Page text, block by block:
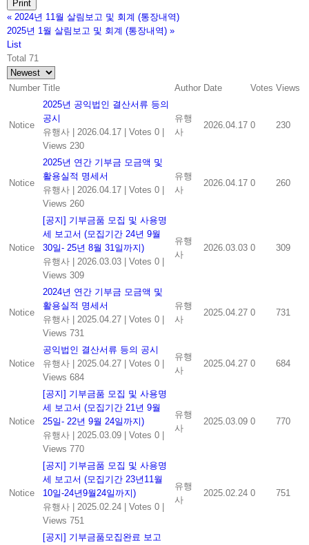
Print
« 2024년 11월 살림보고 및 회계 (통장내역)
2025년 1월 살림보고 및 회계 (통장내역) »
List
Total 71
Number Title Author Date Votes Views
Notice
2025년 공익법인 결산서류 등의
공시
유행사
2026.04.17 Votes 0
Views 230
유행
사
2026.04.17 0 230
Notice
2025년 연간 기부금 모금액 및
활용실적 명세서
유행사
2026.04.17 Votes 0
Views 260
유행
사
2026.04.17 0 260
Notice
[공지] 기부금품 모집 및 사용명
세 보고서 (모집기간 24년 9월
30일- 25년 8월 31일까지)
유행사
2026.03.03 Votes 0
Views 309
유행
사
2026.03.03 0 309
Notice
2024년 연간 기부금 모금액 및
활용실적 명세서
유행사
2025.04.27 Votes 0
Views 731
유행
사
2025.04.27 0 731
Notice
공익법인 결산서류 등의 공시
유행사
2025.04.27 Votes 0
Views 684
유행
사
2025.04.27 0 684
Notice
[공지] 기부금품 모집 및 사용명
세 보고서 (모집기간 21년 9월
25일- 22년 9월 24일까지)
유행사
2025.03.09 Votes 0
Views 770
유행
사
2025.03.09 0 770
Notice
[공지] 기부금품 모집 및 사용명
세 보고서 (모집기간 23년11월
10일-24년9월24일까지)
유행사
2025.02.24 Votes 0
Views 751
유행
사
2025.02.24 0 751
[공지] 기부금품모집완료 보고